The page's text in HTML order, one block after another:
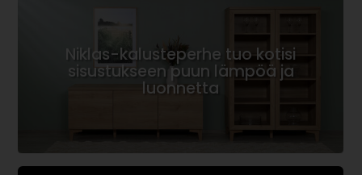
Niklas-kalusteperhe tuo kotisi
sisustukseen puun lämpöä ja
luonnetta